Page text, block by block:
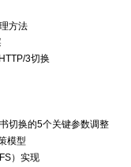
方法
3切换
切换的5个关键参数调整
模型
）实现